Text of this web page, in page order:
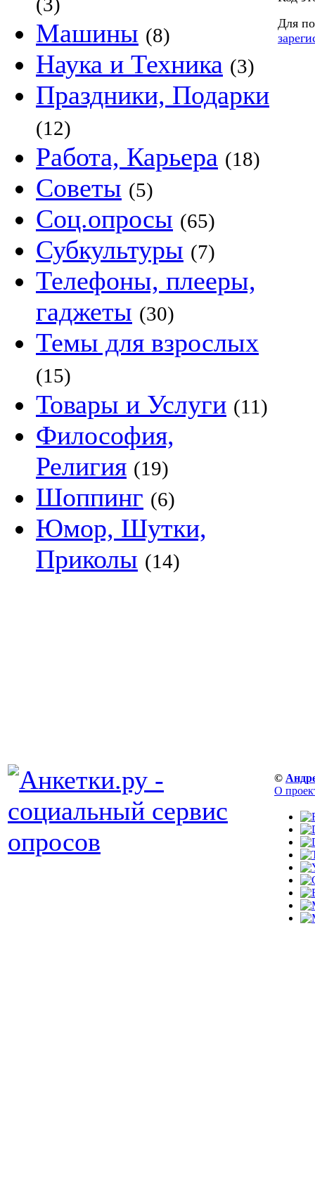
Машины (8)
Наука и Техника (3)
Праздники, Подарки
(12)
Работа, Карьера (18)
Советы (5)
Соц.опросы (65)
Субкультуры (7)
Телефоны, плееры,
гаджеты (30)
Темы для взрослых
(15)
Товары и Услуги (11)
Философия,
Религия (19)
Шоппинг (6)
Юмор, Шутки,
Приколы (14)
Для
©
О